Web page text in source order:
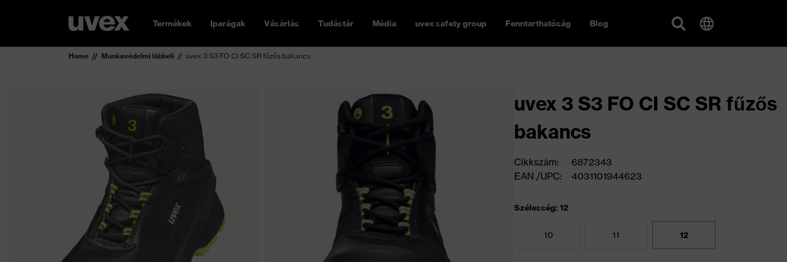
Termékek Iparágak Vásárlás Tudástár Média uvex safety group Fenntarthatóság Blog
Home Munkavédelmi lábbeli uvex 3 S3 FO CI SC SR fűzős bakancs
uvex 3 S3 FO CI SC SR fűzős
bakancs
Cikkszám:
6872343
EAN /UPC:
4031101944623
Szélesség: 12
10 11 12